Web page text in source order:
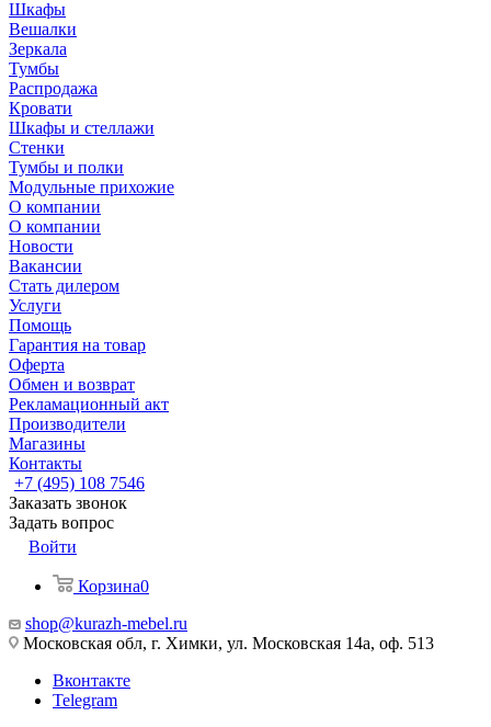
Шкафы
Вешалки
Зеркала
Тумбы
Распродажа
Кровати
Шкафы и стеллажи
Стенки
Тумбы и полки
Модульные прихожие
О компании
О компании
Новости
Вакансии
Стать дилером
Услуги
Помощь
Гарантия на товар
Оферта
Обмен и возврат
Рекламационный акт
Производители
Магазины
Контакты
+7 (495) 108 7546
Заказать звонок
Задать вопрос
Войти
Корзина0
shop@kurazh-mebel.ru
Московская обл, г. Химки, ул. Московская 14а, оф. 513
Вконтакте
Telegram